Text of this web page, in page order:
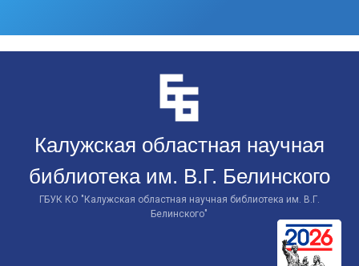
Калужская областная научная
библиотека им. В.Г. Белинского
ГБУК КО "Калужская областная научная библиотека им. В.Г.
Белинского"